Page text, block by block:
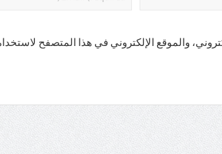
والموقع الإلكتروني في هذا المتصفح